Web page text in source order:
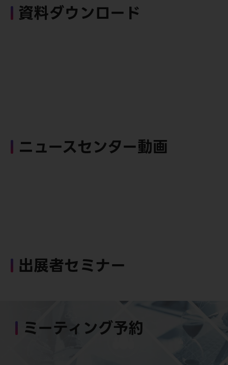
資料ダウンロード
ニュースセンター動画
出展者セミナー
ミーティング予約